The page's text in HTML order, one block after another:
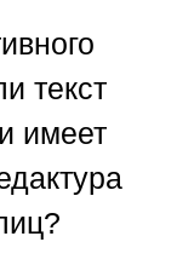
текст
имеет